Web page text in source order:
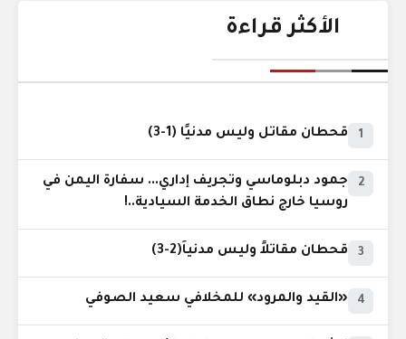
الأكثر قراءة
1 قحطان مقاتل وليس مدنيًا (1-3)
2
جمود دبلوماسي وتجريف إداري... سفارة اليمن في
روسيا خارج نطاق الخدمة السيادية..!
3 قحطان مقاتلاً وليس مدنياً(2-3)
4 «القيد والمرود» للمخلافي سعيد الصوفي